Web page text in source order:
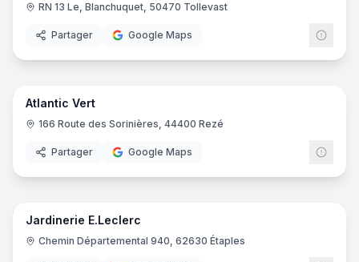
RN 13 Le, Blanchuquet, 50470 Tollevast
Partager Google Maps
25
Atlantic Vert
166 Route des Sorinières, 44400 Rezé
Partager Google Maps
13
Jardinerie E.Leclerc
Chemin Départemental 940, 62630 Étaples